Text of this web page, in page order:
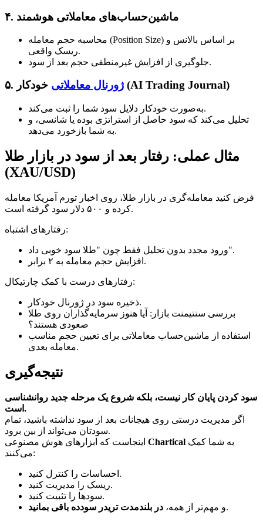
۴. ماشین‌حساب‌های معاملاتی هوشمند
محاسبه حجم معامله (Position Size) بر اساس بالانس و
ریسک واقعی.
جلوگیری از افزایش غیرمنطقی حجم بعد از سود.
۵. ژورنال معاملاتیخودکار (AI Trading Journal)
به‌صورت خودکار دلایل سود شما را ثبت می‌کند.
تحلیل می‌کند که سود حاصل از استراتژی بوده یا شانسی، و
به شما بازخورد می‌دهد.
مثال عملی: رفتار بعد از سود در بازار طلا
(XAU/USD)
فرض کنید معامله‌گری در بازار طلا، روی اخبار تورم آمریکا معامله
کرده و ۵۰۰ دلار سود گرفته است.
رفتارهای اشتباه:
ورود مجدد بدون تحلیل فقط چون "طلا سود خوبی داد".
افزایش حجم معامله به ۲ برابر.
رفتارهای درست با کمک چارتیکال:
ذخیره سود در ژورنال خودکار.
بررسی سنتیمنت بازار: آیا هنوز سرمایه‌گذاران روی طلا
صعودی هستند؟
استفاده از ماشین‌حساب معاملاتی برای تعیین حجم مناسب
معامله بعدی.
نتیجه‌گیری
سود کردن پایان کار نیست، بلکه شروع یک مرحله جدید روانشناسی
است.
اگر مدیریت درستی روی هیجانات بعد از سود نداشته باشید، تمام
سودتان می‌تواند از بین برود.
Chartical
می‌کنند:
احساسات را کنترل کنید.
ریسک را مدیریت کنید.
سودها را تثبیت کنید.
و مهم‌تر از همه، در بلندمدت تریدر سودده باقی بمانید .